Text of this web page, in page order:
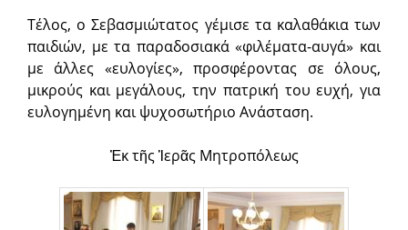
Τέλος, ο Σεβασμιώτατος γέμισε τα καλαθάκια των
παιδιών, με τα παραδοσιακά «φιλέματα-αυγά» και
με άλλες «ευλογίες», προσφέροντας σε όλους,
μικρούς και μεγάλους, την πατρική του ευχή, για
ευλογημένη και ψυχοσωτήριο Ανάσταση.
Ἐκ τῆς Ἱερᾶς Μητροπόλεως